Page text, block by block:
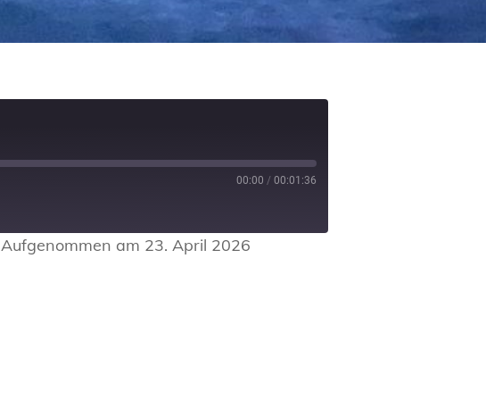
00:00 / 00:01:36
Aufgenommen am 23. April 2026